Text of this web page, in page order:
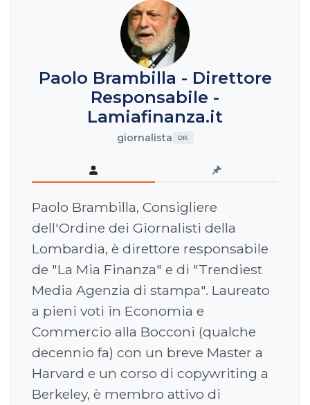
Paolo Brambilla - Direttore
Responsabile -
Lamiafinanza.it
giornalista DR.
Paolo Brambilla, Consigliere
dell'Ordine dei Giornalisti della
Lombardia, è direttore responsabile
de "La Mia Finanza" e di "Trendiest
Media Agenzia di stampa". Laureato
a pieni voti in Economia e
Commercio alla Bocconi (qualche
decennio fa) con un breve Master a
Harvard e un corso di copywriting a
Berkeley, è membro attivo di